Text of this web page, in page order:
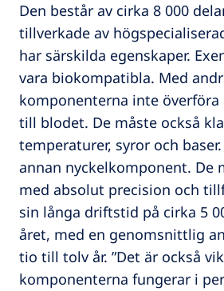
Den består av cirka 8 000
tillverkade av
har särskilda egenskaper.
vara biokompatibla. Med
komponenterna inte
till blodet. De måste också
temperaturer, syror och
annan nyckelkomponent. De
med absolut precision och
sin långa driftstid på cirka 5
året, med en genomsnittlig
tio till tolv år. ”Det är också
komponenterna fungerar i